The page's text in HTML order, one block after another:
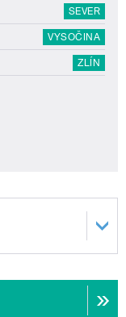
SEVER
VYSOČINA
ZLÍN